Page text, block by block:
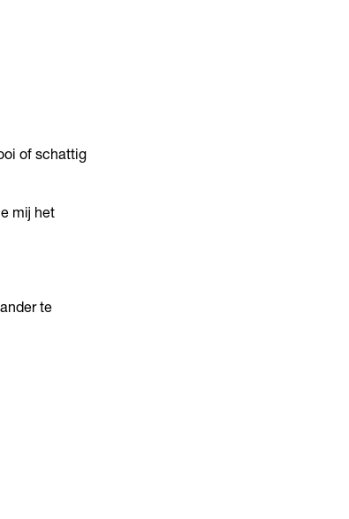
of schattig
mij het
te